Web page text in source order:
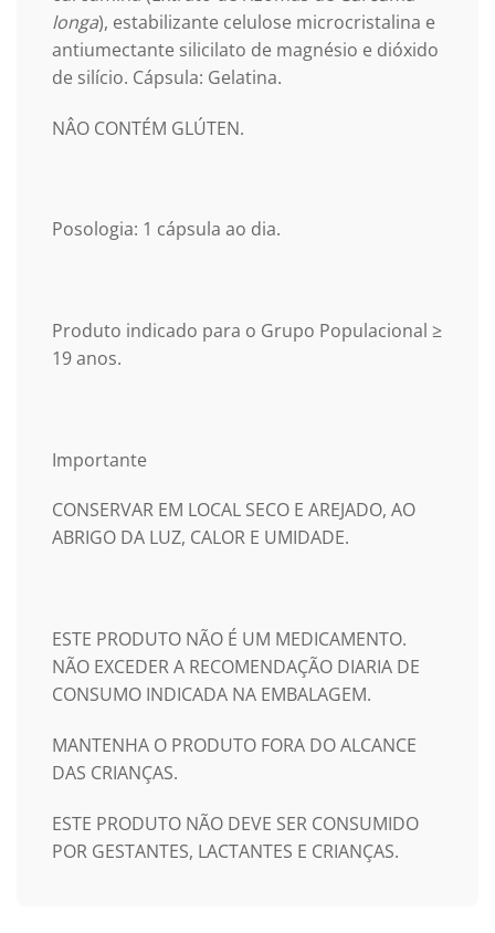
longa), estabilizante celulose microcristalina e
antiumectante silicilato de magnésio e dióxido
de silício. Cápsula: Gelatina.
NÂO CONTÉM GLÚTEN.
Posologia: 1 cápsula ao dia.
Produto indicado para o Grupo Populacional ≥
19 anos.
Importante
CONSERVAR EM LOCAL SECO E AREJADO, AO
ABRIGO DA LUZ, CALOR E UMIDADE.
ESTE PRODUTO NÃO É UM MEDICAMENTO.
NÃO EXCEDER A RECOMENDAÇÃO DIARIA DE
CONSUMO INDICADA NA EMBALAGEM.
MANTENHA O PRODUTO FORA DO ALCANCE
DAS CRIANÇAS.
ESTE PRODUTO NÃO DEVE SER CONSUMIDO
POR GESTANTES, LACTANTES E CRIANÇAS.